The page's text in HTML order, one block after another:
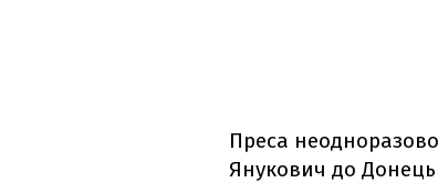
Преса
Янукович до